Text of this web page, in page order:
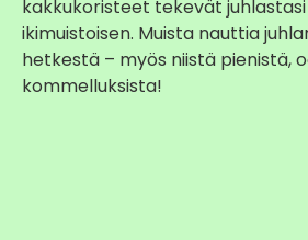
kakkukoristeet tekevät
ikimuistoisen. Muista nauttia
hetkestä – myös niistä pienistä,
kommelluksista!